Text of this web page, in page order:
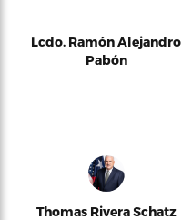
Lcdo. Ramón Alejandro
Pabón
Thomas Rivera Schatz